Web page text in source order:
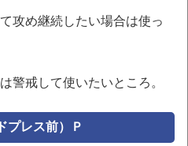
攻め継続したい場合は使っ
警戒して使いたいところ。
レス前）Ｐ